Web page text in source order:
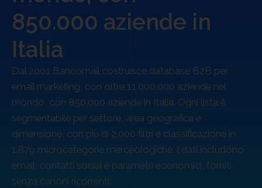
Ordini, validazione e consegna sono sempre operative.
Fino al 23 agosto , approfitta della promo online:
1 Database,-60% da 2 Database .
Offerta valida fino al 23 agosto 2026 esclusivamente per gli acquisti online.
estivo. Non cumulabile con altre promozioni o sconti.
Sblocca il -60%!
850.000 aziende in
Italia
Dal 2001 Bancomail costruisce database B2B per
email marketing, con oltre 11.000.000 aziende nel
mondo, con 850.000 aziende in Italia. Ogni lista è
segmentabile per settore, area geografica e
dimensione, con più di 2.000 filtri e classificazione in
1.879 microcategorie merceologiche. I dati includono
email, contatti social e parametri economici, forniti
senza canoni ricorrenti.